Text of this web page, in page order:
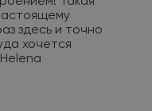
здесь и точно
хочется